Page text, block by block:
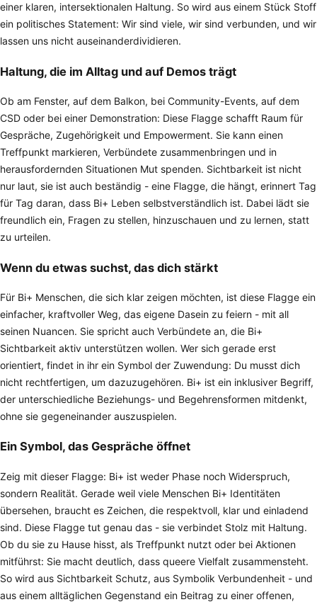
einer klaren, intersektionalen Haltung. So wird aus einem Stück Stoff
ein politisches Statement: Wir sind viele, wir sind verbunden, und wir
lassen uns nicht auseinanderdividieren.
Haltung, die im Alltag und auf Demos trägt
Ob am Fenster, auf dem Balkon, bei Community-Events, auf dem
CSD oder bei einer Demonstration: Diese Flagge schafft Raum für
Gespräche, Zugehörigkeit und Empowerment. Sie kann einen
Treffpunkt markieren, Verbündete zusammenbringen und in
herausfordernden Situationen Mut spenden. Sichtbarkeit ist nicht
nur laut, sie ist auch beständig - eine Flagge, die hängt, erinnert Tag
für Tag daran, dass Bi+ Leben selbstverständlich ist. Dabei lädt sie
freundlich ein, Fragen zu stellen, hinzuschauen und zu lernen, statt
zu urteilen.
Wenn du etwas suchst, das dich stärkt
Für Bi+ Menschen, die sich klar zeigen möchten, ist diese Flagge ein
einfacher, kraftvoller Weg, das eigene Dasein zu feiern - mit all
seinen Nuancen. Sie spricht auch Verbündete an, die Bi+
Sichtbarkeit aktiv unterstützen wollen. Wer sich gerade erst
orientiert, findet in ihr ein Symbol der Zuwendung: Du musst dich
nicht rechtfertigen, um dazuzugehören. Bi+ ist ein inklusiver Begriff,
der unterschiedliche Beziehungs- und Begehrensformen mitdenkt,
ohne sie gegeneinander auszuspielen.
Ein Symbol, das Gespräche öffnet
Zeig mit dieser Flagge: Bi+ ist weder Phase noch Widerspruch,
sondern Realität. Gerade weil viele Menschen Bi+ Identitäten
übersehen, braucht es Zeichen, die respektvoll, klar und einladend
sind. Diese Flagge tut genau das - sie verbindet Stolz mit Haltung.
Ob du sie zu Hause hisst, als Treffpunkt nutzt oder bei Aktionen
mitführst: Sie macht deutlich, dass queere Vielfalt zusammensteht.
So wird aus Sichtbarkeit Schutz, aus Symbolik Verbundenheit - und
aus einem alltäglichen Gegenstand ein Beitrag zu einer offenen,